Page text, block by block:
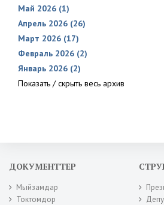
Май 2026 (1)
Апрель 2026 (26)
Март 2026 (17)
Февраль 2026 (2)
Январь 2026 (2)
Показать / скрыть весь архив
ДОКУМЕНТТЕР
Мыйзамдар
Токтомдор